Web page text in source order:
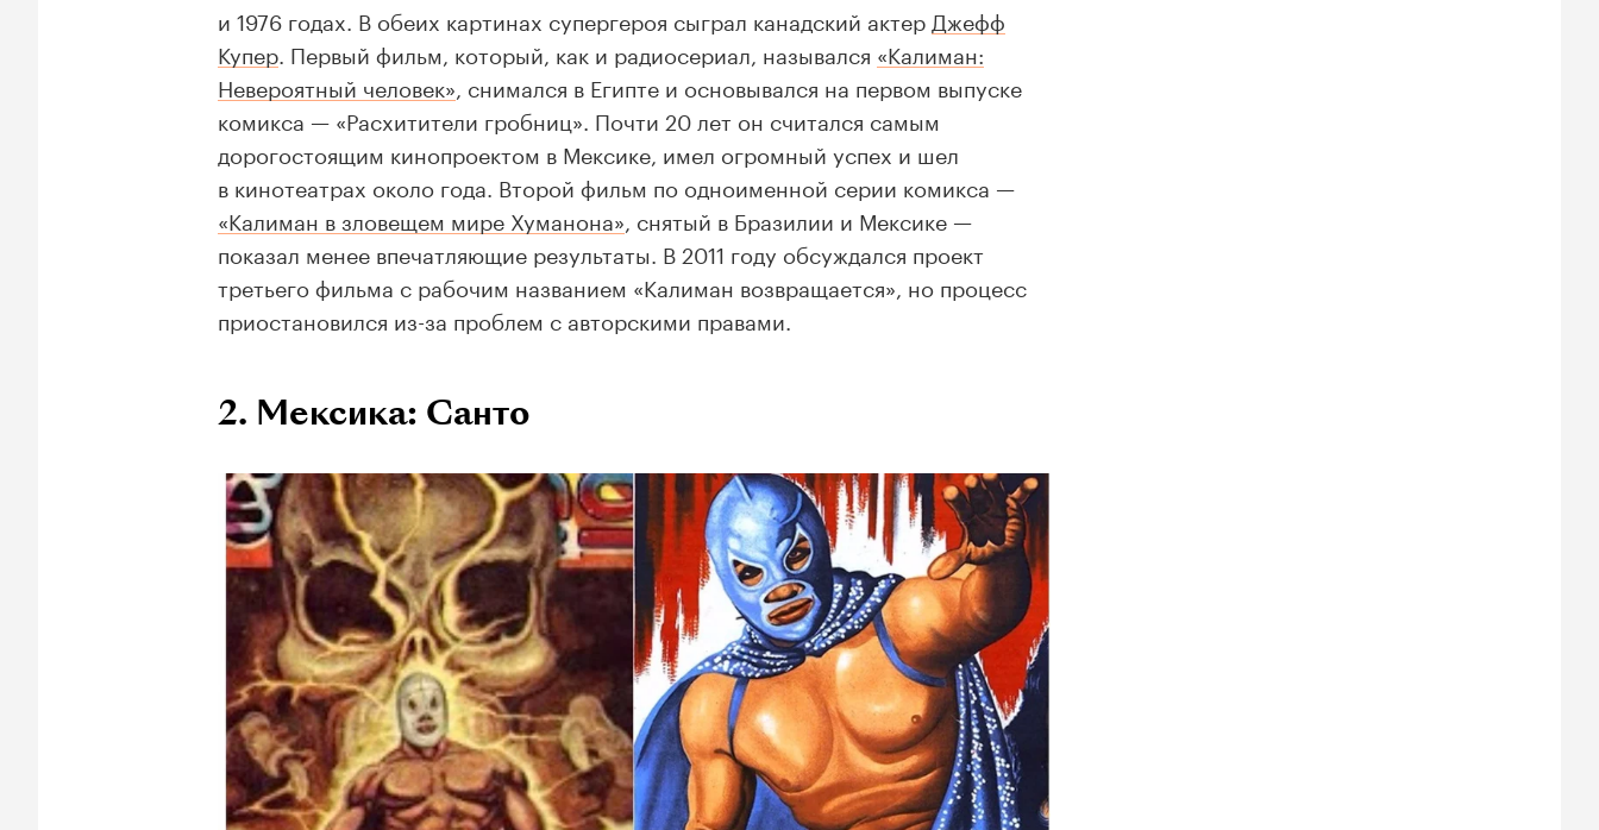
и 1976 годах. В обеих картинах супергероя сыграл канадский актер Джефф
Купер . Первый фильм, который, как и радиосериал, назывался «Калиман:
Невероятный человек» , снимался в Египте и основывался на первом выпуске
комикса — «Расхитители гробниц». Почти 20 лет он считался самым
дорогостоящим кинопроектом в Мексике, имел огромный успех и шел
в кинотеатрах около года. Второй фильм по одноименной серии комикса —
«Калиман в зловещем мире Хуманона» , снятый в Бразилии и Мексике —
показал менее впечатляющие результаты. В 2011 году обсуждался проект
третьего фильма с рабочим названием «Калиман возвращается», но процесс
приостановился из-за проблем с авторскими правами.
2. Мексика: Санто